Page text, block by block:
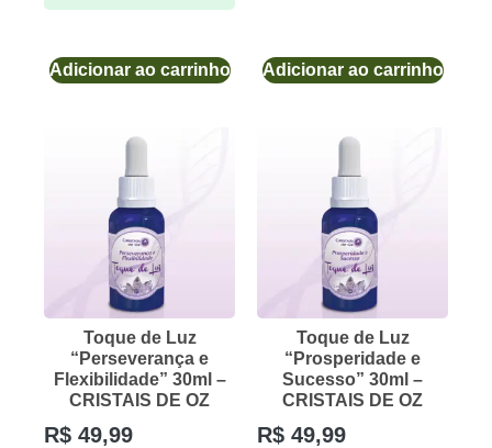
Adicionar ao carrinho Adicionar ao carrinho
Toque de Luz
“Perseverança e
Flexibilidade” 30ml –
CRISTAIS DE OZ
R$ 49,99
Toque de Luz
“Prosperidade e
Sucesso” 30ml –
CRISTAIS DE OZ
R$ 49,99